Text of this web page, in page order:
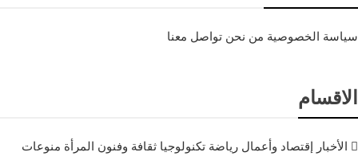
سياسة الخصوصية من نحن تواصل معنا
الاقسام
الأخبار إقتصاد وأعمال رياضة تكنولوجيا ثقافة وفنون المرأة منوعات